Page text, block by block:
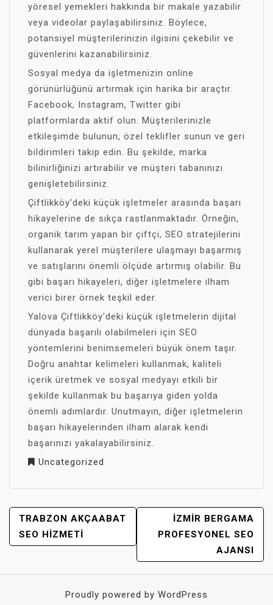
yöresel yemekleri hakkında bir makale yazabilir
veya videolar paylaşabilirsiniz. Böylece,
potansiyel müşterilerinizin ilgisini çekebilir ve
güvenlerini kazanabilirsiniz.
Sosyal medya da işletmenizin online
görünürlüğünü artırmak için harika bir araçtır.
Facebook, Instagram, Twitter gibi
platformlarda aktif olun. Müşterilerinizle
etkileşimde bulunun, özel teklifler sunun ve geri
bildirimleri takip edin. Bu şekilde, marka
bilinirliğinizi artırabilir ve müşteri tabanınızı
genişletebilirsiniz.
Çiftlikköy'deki küçük işletmeler arasında başarı
hikayelerine de sıkça rastlanmaktadır. Örneğin,
organik tarım yapan bir çiftçi, SEO stratejilerini
kullanarak yerel müşterilere ulaşmayı başarmış
ve satışlarını önemli ölçüde artırmış olabilir. Bu
gibi başarı hikayeleri, diğer işletmelere ilham
verici birer örnek teşkil eder.
Yalova Çiftlikköy'deki küçük işletmelerin dijital
dünyada başarılı olabilmeleri için SEO
yöntemlerini benimsemeleri büyük önem taşır.
Doğru anahtar kelimeleri kullanmak, kaliteli
içerik üretmek ve sosyal medyayı etkili bir
şekilde kullanmak bu başarıya giden yolda
önemli adımlardır. Unutmayın, diğer işletmelerin
başarı hikayelerinden ilham alarak kendi
başarınızı yakalayabilirsiniz.
Uncategorized
YAZI
GEZINMESI
TRABZON AKÇAABAT
SEO HIZMETI
İZMIR BERGAMA
PROFESYONEL SEO
AJANSI
Proudly powered by WordPress